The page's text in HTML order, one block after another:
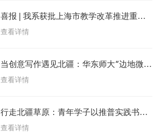
喜报 | 我系获批上海市教学改革推进重点
项目2项、一般项目1项
查看详情
当创意写作遇见北疆：华东师大“边地微剧
场”的推普新声
查看详情
行走北疆草原：青年学子以推普实践书写
英雄赞歌
查看详情